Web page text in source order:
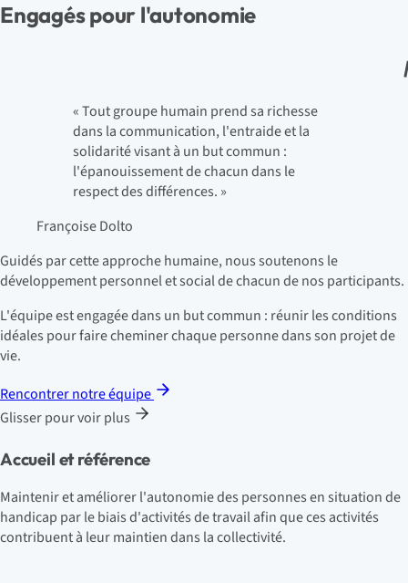
Engagés pour l'autonomie
« Tout groupe humain prend sa richesse
dans la communication, l'entraide et la
solidarité visant à un but commun :
l'épanouissement de chacun dans le
respect des différences. »
Françoise Dolto
Guidés par cette approche humaine, nous soutenons le
développement personnel et social de chacun de nos participants.
L'équipe est engagée dans un but commun : réunir les conditions
idéales pour faire cheminer chaque personne dans son projet de
vie.
Rencontrer notre équipe
Glisser pour voir plus
Accueil et référence
Maintenir et améliorer l'autonomie des personnes en situation de
handicap par le biais d'activités de travail afin que ces activités
contribuent à leur maintien dans la collectivité.